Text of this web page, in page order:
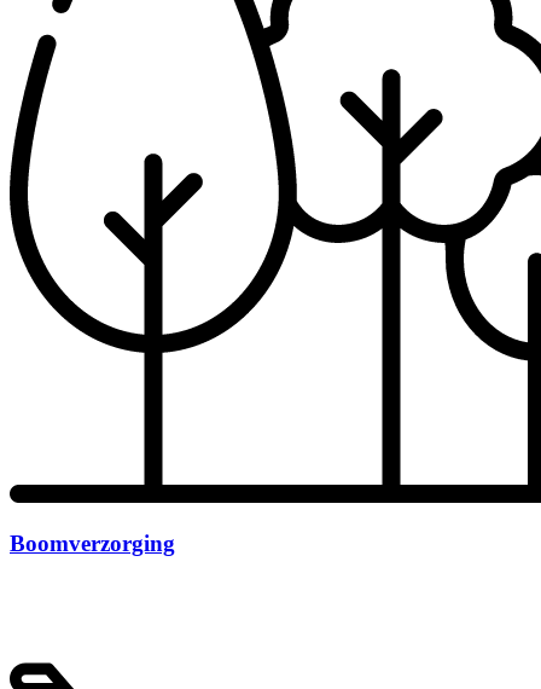
Boomverzorging